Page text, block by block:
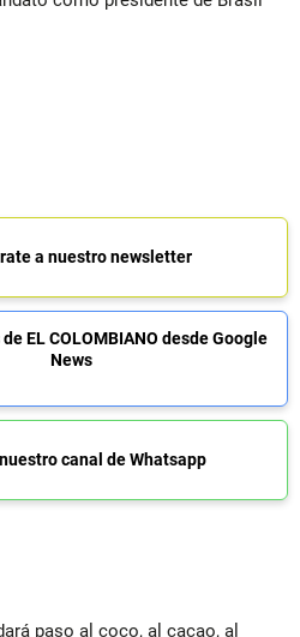
a nuestro newsletter
EL COLOMBIANO desde Google
News
canal de Whatsapp
paso al coco, al cacao, al